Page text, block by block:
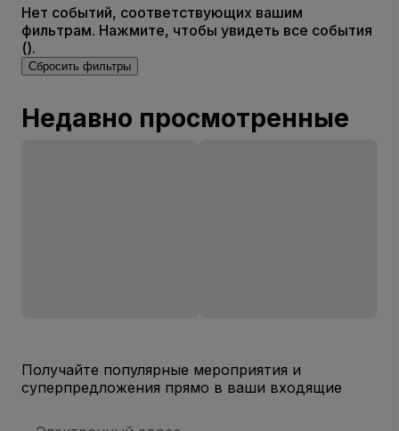
Нет событий, соответствующих вашим
фильтрам. Нажмите, чтобы увидеть все события
().
Сбросить фильтры
Недавно просмотренные
Получайте популярные мероприятия и
суперпредложения прямо в ваши входящие